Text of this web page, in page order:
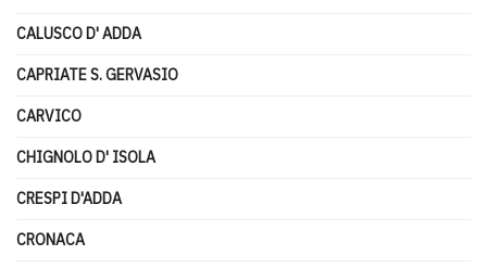
CALUSCO D' ADDA
CAPRIATE S. GERVASIO
CARVICO
CHIGNOLO D' ISOLA
CRESPI D'ADDA
CRONACA